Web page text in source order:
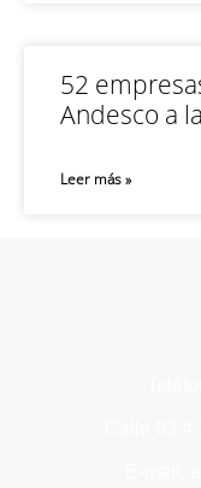
52
Andesco a
Leer más »